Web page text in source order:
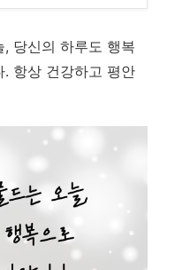
당신의 하루도 행복
. 항상 건강하고 평안